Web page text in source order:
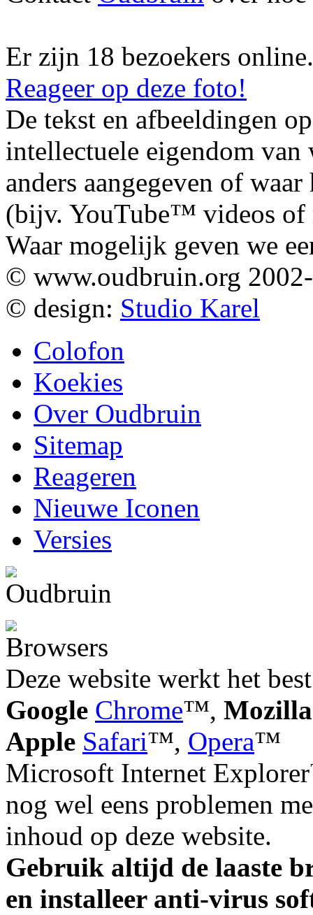
Er zijn 18 bezoekers online.
Reageer op deze foto!
De tekst en afbeeldingen
intellectuele eigendom
anders aangegeven of
(bijv. YouTube™ videos of
Waar mogelijk geven we
© www.oudbruin.org
© design: Studio Karel
Colofon
Koekies
Over Oudbruin
Sitemap
Reageren
Nieuwe Iconen
Versies
Deze website werkt het
Google Chrome™, Mozilla
Apple Safari™, Opera™
Microsoft Internet
nog wel eens problemen
inhoud op deze website.
Gebruik altijd de laaste
en installeer anti-virus